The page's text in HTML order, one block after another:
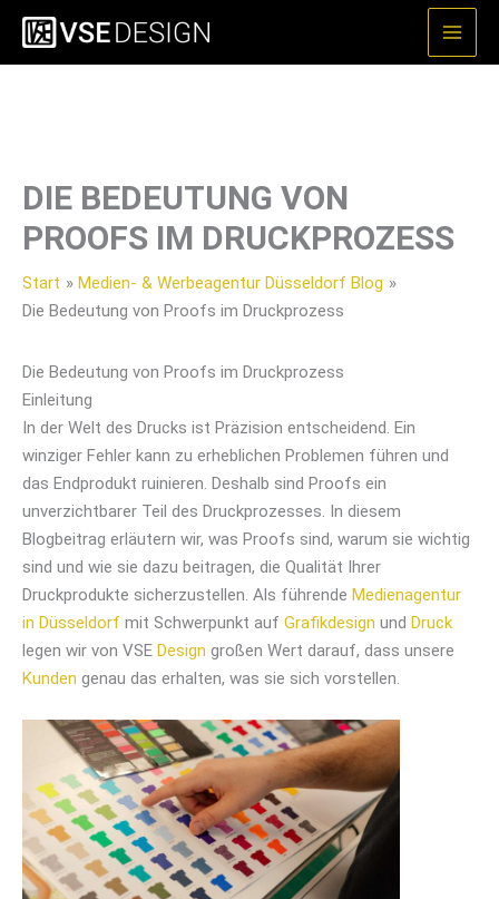
Zum
Inhalt
springen
DIE BEDEUTUNG VON
PROOFS IM DRUCKPROZESS
Start
Medien- & Werbeagentur Düsseldorf Blog
Die Bedeutung von Proofs im Druckprozess
Die Bedeutung von Proofs im Druckprozess
Einleitung
In der Welt des Drucks ist Präzision entscheidend. Ein
winziger Fehler kann zu erheblichen Problemen führen und
das Endprodukt ruinieren. Deshalb sind Proofs ein
unverzichtbarer Teil des Druckprozesses. In diesem
Blogbeitrag erläutern wir, was Proofs sind, warum sie wichtig
sind und wie sie dazu beitragen, die Qualität Ihrer
Druckprodukte sicherzustellen. Als führende Medienagentur
in Düsseldorf mit Schwerpunkt auf Grafikdesign und Druck
legen wir von VSE Design großen Wert darauf, dass unsere
Kunden genau das erhalten, was sie sich vorstellen.